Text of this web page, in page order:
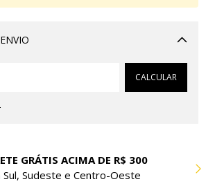
Alterar CEP
CALCULAR
EM ATÉ 10X SEM JUROS
com facilidade e segurança